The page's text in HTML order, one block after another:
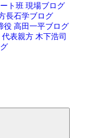
ト班 現場ブログ
長石学ブログ
役 高田一平ブログ
表親方 木下浩司